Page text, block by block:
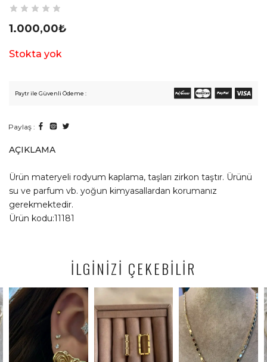
1.000,00₺
Stokta yok
Paytr ile Güvenli Ödeme :
Paylaş :
AÇIKLAMA
Ürün materyeli rodyum kaplama, taşları zirkon taştır. Ürünü
su ve parfum vb. yoğun kimyasallardan korumanız
gerekmektedir.
Ürün kodu:11181
İLGİNİZİ ÇEKEBİLİR